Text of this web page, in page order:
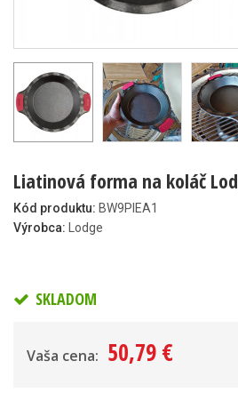
Liatinová forma na koláč
Kód produktu: BW9PIEA1
Výrobca:
Lodge
SKLADOM
Vaša cena: 50,79 €